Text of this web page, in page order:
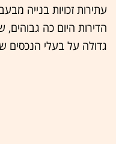
עתירות זכויות בנייה
הדירות היום כה
גדולה על בעלי הנכסים